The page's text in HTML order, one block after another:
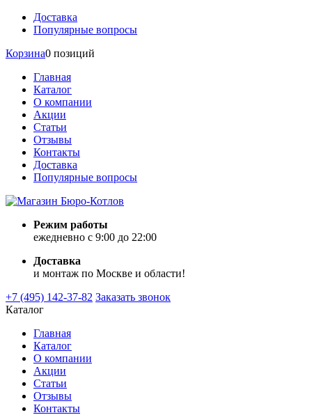
Доставка
Популярные вопросы
Корзина0 позиций
Главная
Каталог
О компании
Акции
Статьи
Отзывы
Контакты
Доставка
Популярные вопросы
Режим работы
ежедневно с 9:00 до 22:00
Доставка
и монтаж по Москве и области!
+7 (495) 142-37-82 Заказать звонок
Каталог
Главная
Каталог
О компании
Акции
Статьи
Отзывы
Контакты